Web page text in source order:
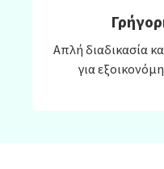
Απλή διαδικασία
για